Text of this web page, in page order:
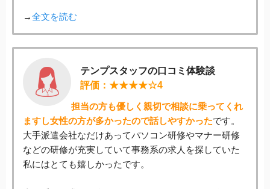
→全文を読む
テンプスタッフの口コミ体験談
評価：★★★★☆4
担当の方も優しく親切で相談に乗ってくれ
ますし女性の方が多かったので話しやすかったです。
大手派遣会社なだけあってパソコン研修やマナー研修
などの研修が充実していて事務系の求人を探していた
私にはとても嬉しかったです。